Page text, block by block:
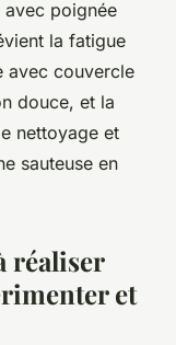
avec poignée
la fatigue
avec couvercle
douce, et la
nettoyage et
sauteuse en
réaliser
et